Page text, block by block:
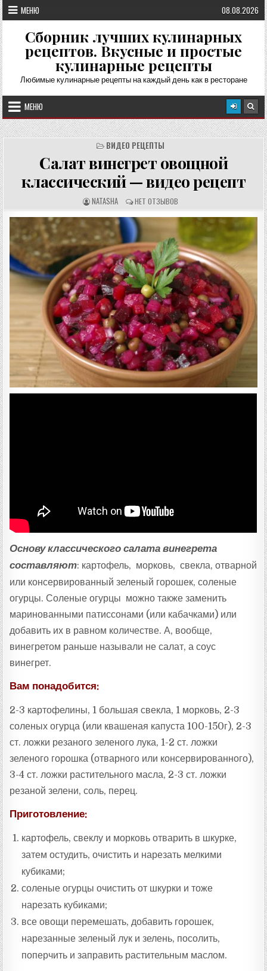
Перейти
к
содержимому
МЕНЮ 08.08.2026
Сборник лучших кулинарных
рецептов. Вкусные и простые
кулинарные рецепты
Любимые кулинарные рецепты на каждый день как в ресторане
МЕНЮ
ВИДЕО РЕЦЕПТЫ
Салат винегрет овощной
классический — видео рецепт
А
В
Т
Е
Ц
Е
П
Т
А
:
NATASHA О
Т
З
Ы
В
Ы
:
НЕТ ОТЗЫВОВ
Основу классического салата винегрета
составляют: картофель, морковь, свекла, отварной
или консервированный зеленый горошек, соленые
огурцы. Соленые огурцы можно также заменить
маринованными патиссонами (или кабачками) или
добавить их в равном количестве. А, вообще,
винегретом раньше называли не салат, а соус
винегрет.
Вам понадобится:
2-3 картофелины, 1 большая свекла, 1 морковь, 2-3
соленых огурца (или квашеная капуста 100-150г), 2-3
ст. ложки резаного зеленого лука, 1-2 ст. ложки
зеленого горошка (отварного или консервированного),
3-4 ст. ложки растительного масла, 2-3 ст. ложки
резаной зелени, соль, перец.
Приготовление:
картофель, свеклу и морковь отварить в шкурке,
затем остудить, очистить и нарезать мелкими
кубиками;
соленые огурцы очистить от шкурки и тоже
нарезать кубиками;
все овощи перемешать, добавить горошек,
нарезанные зеленый лук и зелень, посолить,
поперчить и заправить растительным маслом.